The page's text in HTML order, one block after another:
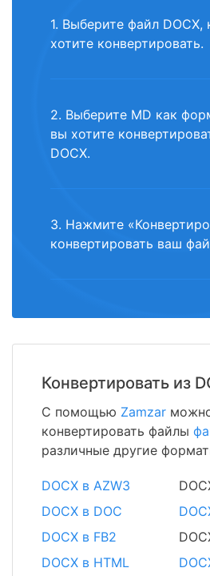
1. Выберите файл DOCX,
хотите конвертировать.
2. Выберите MD как
вы хотите
DOCX.
3. Нажмите
конвертировать ваш
Конвертировать из
С помощью Zamzar
конвертировать файлы
различные другие
DOCX в AZW3
DOCX в DOC
DOCX в FB2
DOCX в HTML